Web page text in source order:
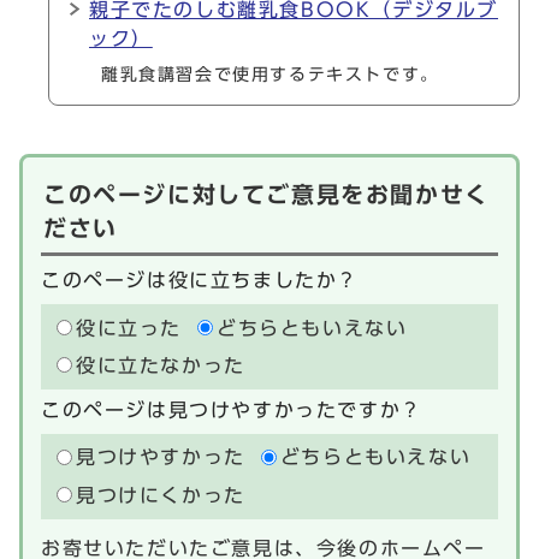
親子でたのしむ離乳食BOOK（デジタルブ
ック）
離乳食講習会で使用するテキストです。
このページに対してご意見をお聞かせく
ださい
このページは役に立ちましたか？
役に立った
どちらともいえない
役に立たなかった
このページは見つけやすかったですか？
見つけやすかった
どちらともいえない
見つけにくかった
お寄せいただいたご意見は、今後のホームペー